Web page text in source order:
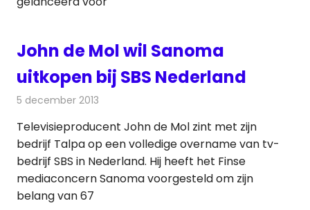
John de Mol wil Sanoma
uitkopen bij SBS Nederland
5 december 2013
Televisieproducent John de Mol zint met zijn
bedrijf Talpa op een volledige overname van tv-
bedrijf SBS in Nederland. Hij heeft het Finse
mediaconcern Sanoma voorgesteld om zijn
belang van 67